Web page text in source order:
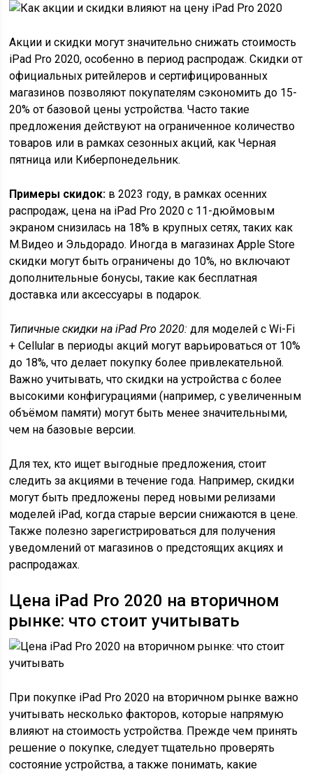
Акции и скидки могут значительно снижать стоимость
iPad Pro 2020, особенно в период распродаж. Скидки от
официальных ритейлеров и сертифицированных
магазинов позволяют покупателям сэкономить до 15-
20% от базовой цены устройства. Часто такие
предложения действуют на ограниченное количество
товаров или в рамках сезонных акций, как Черная
пятница или Киберпонедельник.
Примеры скидок: в 2023 году, в рамках осенних
распродаж, цена на iPad Pro 2020 с 11-дюймовым
экраном снизилась на 18% в крупных сетях, таких как
М.Видео и Эльдорадо. Иногда в магазинах Apple Store
скидки могут быть ограничены до 10%, но включают
дополнительные бонусы, такие как бесплатная
доставка или аксессуары в подарок.
Типичные скидки на iPad Pro 2020: для моделей с Wi-Fi
+ Cellular в периоды акций могут варьироваться от 10%
до 18%, что делает покупку более привлекательной.
Важно учитывать, что скидки на устройства с более
высокими конфигурациями (например, с увеличенным
объёмом памяти) могут быть менее значительными,
чем на базовые версии.
Для тех, кто ищет выгодные предложения, стоит
следить за акциями в течение года. Например, скидки
могут быть предложены перед новыми релизами
моделей iPad, когда старые версии снижаются в цене.
Также полезно зарегистрироваться для получения
уведомлений от магазинов о предстоящих акциях и
распродажах.
Цена iPad Pro 2020 на вторичном
рынке: что стоит учитывать
При покупке iPad Pro 2020 на вторичном рынке важно
учитывать несколько факторов, которые напрямую
влияют на стоимость устройства. Прежде чем принять
решение о покупке, следует тщательно проверять
состояние устройства, а также понимать, какие